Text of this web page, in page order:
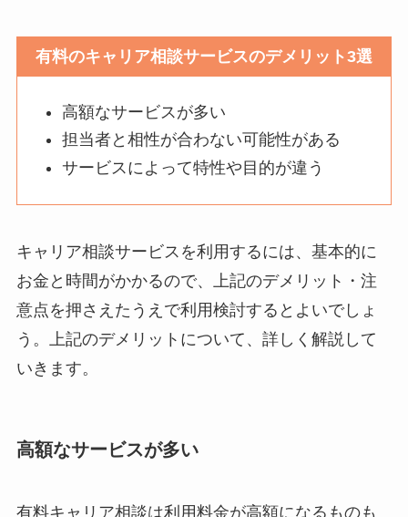
有料のキャリア相談サービスのデメリット3選
高額なサービスが多い
担当者と相性が合わない可能性がある
サービスによって特性や目的が違う
キャリア相談サービスを利用するには、基本的に
お金と時間がかかるので、上記のデメリット・注
意点を押さえたうえで利用検討するとよいでしょ
う。上記のデメリットについて、詳しく解説して
いきます。
高額なサービスが多い
有料キャリア相談は利用料金が高額になるものも